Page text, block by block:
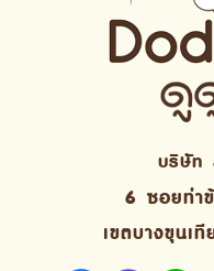
บริษัท
6 ซอยท่า
เขตบางขุน